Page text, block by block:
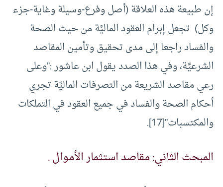
إن طبيعة هذه العلاقة (أصل وفرع-وسيلة وغاية-جزء
وكل) تجعل إبرام العقود الماليَّة من حيث الصحة
والفساد راجعا إلى مدى تحقيق وتأمين المقاصد
الشرعيَّة، وفي هذا الصدد يقول ابن عاشور :”وعلى
رعي مقاصد الشريعة من التصرفات الماليَّة تجري
أحكام الصحة والفساد في جميع العقود في التملكات
والمكتسبات”[17].
المبحث الثاني: مقاصد استثمار الأموال .